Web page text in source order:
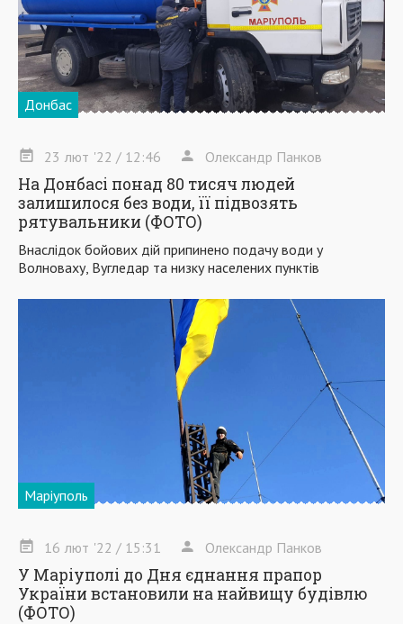
Донбас
23 лют '22 / 12:46 Олександр Панков
На Донбасі понад 80 тисяч людей
залишилося без води, її підвозять
рятувальники (ФОТО)
Внаслідок бойових дій припинено подачу води у
Волноваху, Вугледар та низку населених пунктів
Маріуполь
16 лют '22 / 15:31 Олександр Панков
У Маріуполі до Дня єднання прапор
України встановили на найвищу будівлю
(ФОТО)